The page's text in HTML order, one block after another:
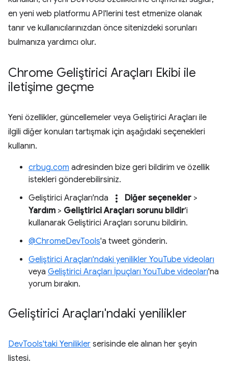
en yeni web platformu API'lerini test etmenize olanak
tanır ve kullanıcılarınızdan önce sitenizdeki sorunları
bulmanıza yardımcı olur.
Chrome Geliştirici Araçları Ekibi ile
iletişime geçme
Yeni özellikler, güncellemeler veya Geliştirici Araçları ile
ilgili diğer konuları tartışmak için aşağıdaki seçenekleri
kullanın.
crbug.com adresinden bize geri bildirim ve özellik
istekleri gönderebilirsiniz.
Geliştirici Araçları'nda
more_vert Diğer seçenekler >
Yardım > Geliştirici Araçları sorunu bildir'i
kullanarak Geliştirici Araçları sorunu bildirin.
@ChromeDevTools'a tweet gönderin.
Geliştirici Araçları'ndaki yenilikler YouTube videoları
veya Geliştirici Araçları İpuçları YouTube videoları'na
yorum bırakın.
Geliştirici Araçları'ndaki yenilikler
DevTools'taki Yenilikler serisinde ele alınan her şeyin
listesi.